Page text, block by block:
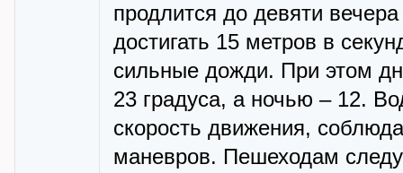
продлится до девяти
достигать 15 метров в
сильные дожди. При этом
23 градуса, а ночью – 12.
скорость движения,
маневров. Пешеходам